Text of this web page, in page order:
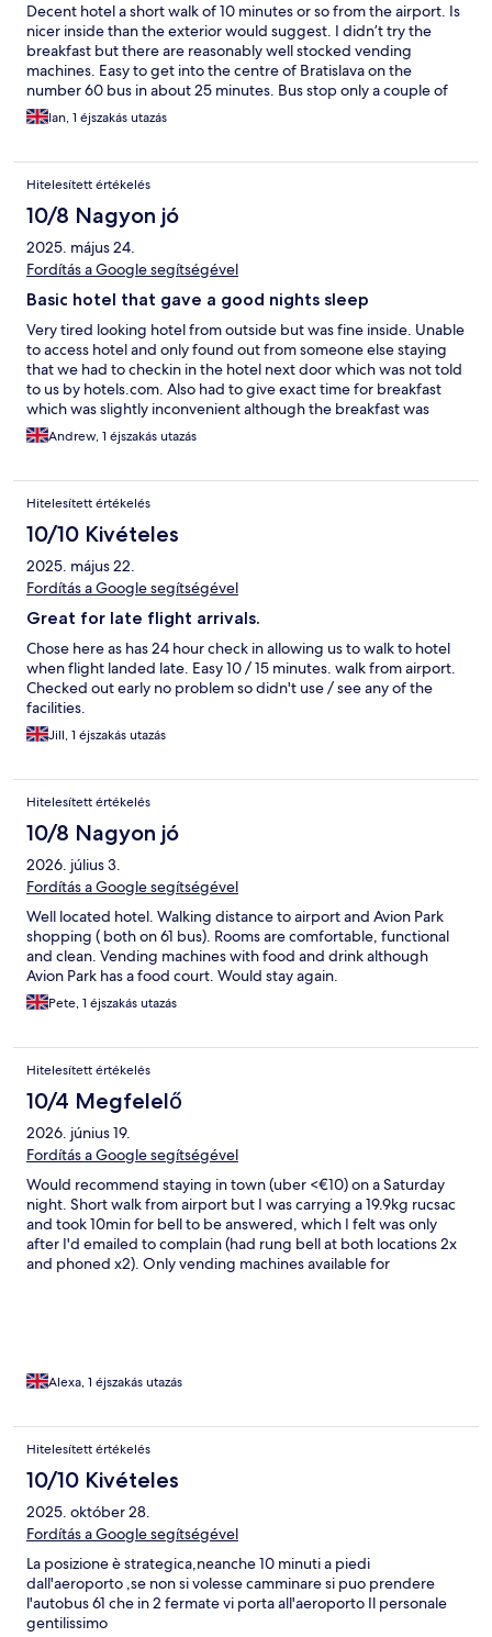
Decent hotel a short walk of 10 minutes or so from the airport. Is
nicer inside than the exterior would suggest. I didn’t try the
breakfast but there are reasonably well stocked vending
machines. Easy to get into the centre of Bratislava on the
number 60 bus in about 25 minutes. Bus stop only a couple of
minutes walk away.
Ian, 1 éjszakás utazás
Hitelesített értékelés
10/8 Nagyon jó
2025. május 24.
Fordítás a Google segítségével
Basic hotel that gave a good nights sleep
Very tired looking hotel from outside but was fine inside. Unable
to access hotel and only found out from someone else staying
that we had to checkin in the hotel next door which was not told
to us by hotels.com. Also had to give exact time for breakfast
which was slightly inconvenient although the breakfast was
cooked very nicely. BAsic hotel but would stay again.
Andrew, 1 éjszakás utazás
Hitelesített értékelés
10/10 Kivételes
2025. május 22.
Fordítás a Google segítségével
Great for late flight arrivals.
Chose here as has 24 hour check in allowing us to walk to hotel
when flight landed late. Easy 10 / 15 minutes. walk from airport.
Checked out early no problem so didn't use / see any of the
facilities.
Jill, 1 éjszakás utazás
Hitelesített értékelés
10/8 Nagyon jó
2026. július 3.
Fordítás a Google segítségével
Well located hotel. Walking distance to airport and Avion Park
shopping ( both on 61 bus). Rooms are comfortable, functional
and clean. Vending machines with food and drink although
Avion Park has a food court. Would stay again.
Pete, 1 éjszakás utazás
Hitelesített értékelés
10/4 Megfelelő
2026. június 19.
Fordítás a Google segítségével
Would recommend staying in town (uber <€10) on a Saturday
night. Short walk from airport but I was carrying a 19.9kg rucsac
and took 10min for bell to be answered, which I felt was only
after I'd emailed to complain (had rung bell at both locations 2x
and phoned x2). Only vending machines available for
Alexa, 1 éjszakás utazás
Hitelesített értékelés
10/10 Kivételes
2025. október 28.
Fordítás a Google segítségével
La posizione è strategica,neanche 10 minuti a piedi
dall'aeroporto ,se non si volesse camminare si puo prendere
l'autobus 61 che in 2 fermate vi porta all'aeroporto Il personale
gentilissimo